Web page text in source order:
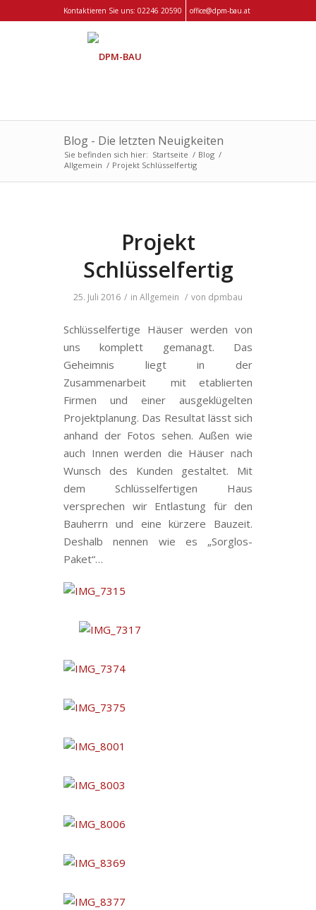
Kontaktieren Sie uns: 02246 20590 office@dpm-bau.at
Blog - Die letzten Neuigkeiten
Sie befinden sich hier: Startseite / Blog /
Allgemein / Projekt Schlüsselfertig
Projekt
Schlüsselfertig
25. Juli 2016 / in Allgemein / von dpmbau
Schlüsselfertige Häuser werden von
uns komplett gemanagt. Das
Geheimnis liegt in der
Zusammenarbeit mit etablierten
Firmen und einer ausgeklügelten
Projektplanung. Das Resultat lässt sich
anhand der Fotos sehen. Außen wie
auch Innen werden die Häuser nach
Wunsch des Kunden gestaltet. Mit
dem Schlüsselfertigen Haus
versprechen wir Entlastung für den
Bauherrn und eine kürzere Bauzeit.
Deshalb nennen wie es „Sorglos-
Paket“…